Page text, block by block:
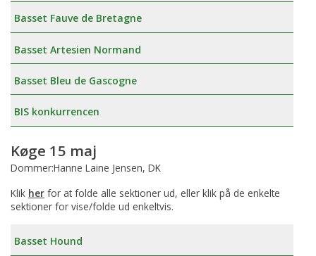
Basset Fauve de Bretagne
Basset Artesien Normand
Basset Bleu de Gascogne
BIS konkurrencen
Køge 15 maj
Dommer:Hanne Laine Jensen, DK
Klik her for at folde alle sektioner ud, eller klik på de enkelte
sektioner for vise/folde ud enkeltvis.
Basset Hound